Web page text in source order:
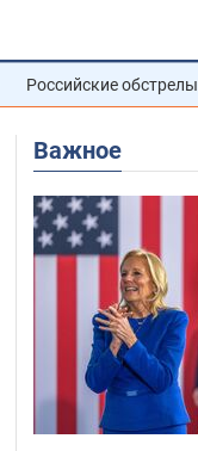
Российские обстрелы
Важное